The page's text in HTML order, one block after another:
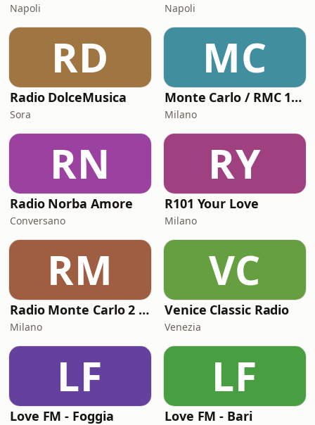
Napoli Napoli
RD
Radio DolceMusica
Sora
MC
Monte Carlo / RMC 1 - Love Songs
Milano
RN
Radio Norba Amore
Conversano
RY
R101 Your Love
Milano
RM
Radio Monte Carlo 2 - Amor Latino
Milano
VC
Venice Classic Radio
Venezia
LF
Love FM - Foggia
LF
Love FM - Bari